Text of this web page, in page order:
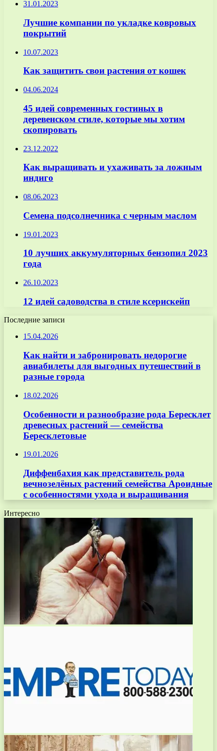
31.01.2023
Лучшие компании по укладке ковровых
покрытий
10.07.2023
Как защитить свои растения от кошек
04.06.2024
45 идей современных гостиных в
деревенском стиле, которые мы хотим
скопировать
23.12.2022
Как выращивать и ухаживать за ложным
индиго
08.06.2023
Семена подсолнечника с черным маслом
19.01.2023
10 лучших аккумуляторных бензопил 2023
года
26.10.2023
12 идей садоводства в стиле ксерискейп
Последние записи
15.04.2026
Как найти и забронировать недорогие
авиабилеты для выгодных путешествий в
разные города
18.02.2026
Особенности и разнообразие рода Бересклет
древесных растений — семейства
Бересклетовые
19.01.2026
Диффенбахия как представитель рода
вечнозелёных растений семейства Ароидные
с особенностями ухода и выращивания
Интересно